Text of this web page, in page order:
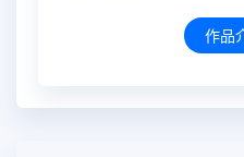
作品